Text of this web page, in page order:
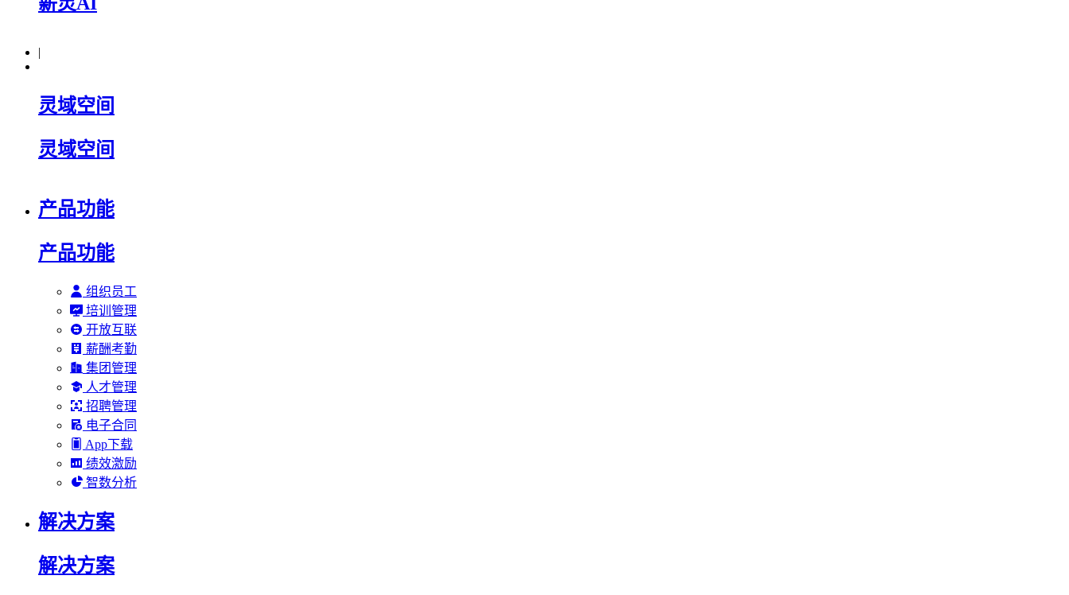
|
灵域空间
灵域空间
产品功能
产品功能
组织员工
培训管理
开放互联
薪酬考勤
集团管理
人才管理
招聘管理
电子合同
App下载
绩效激励
智数分析
解决方案
解决方案